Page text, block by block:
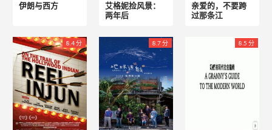
伊朗与西方
艾格妮捡风景：
两年后
亲爱的，不要跨
过那条江
8.4 分 8.7 分 8.5 分